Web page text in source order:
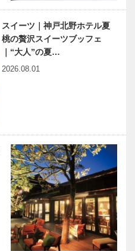
スイーツ｜神戸北野ホテル夏
桃の贅沢スイーツブッフェ
｜“大人”の夏…
2026.08.01